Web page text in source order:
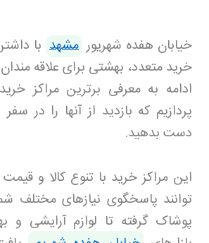
خیابان هفده شهریور مشهد با
خرید متعدد، بهشتی برای علاقه
ادامه به معرفی برترین مراکز
پردازیم که بازدید از آنها را در
دست بدهید.
این مراکز خرید با تنوع کالا و
توانند پاسخگوی نیازهای مختلف
پوشاک گرفته تا لوازم آرایشی و